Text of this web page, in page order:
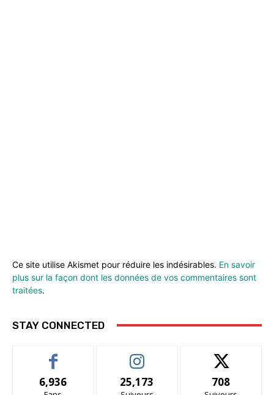
Ce site utilise Akismet pour réduire les indésirables. En savoir
plus sur la façon dont les données de vos commentaires sont
traitées.
STAY CONNECTED
6,936 25,173 708